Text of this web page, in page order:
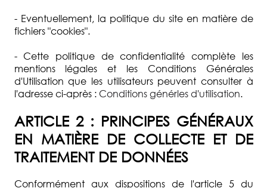
- Eventuellement, la politique du site en matière de
fichiers "cookies".
- Cette politique de confidentialité complète les
mentions légales et les Conditions Générales
d'Utilisation que les utilisateurs peuvent consulter à
l'adresse ci-après : Conditions générles d'utilisation.
ARTICLE 2 : PRINCIPES GÉNÉRAUX
EN MATIÈRE DE COLLECTE ET DE
TRAITEMENT DE DONNÉES
Conformément aux dispositions de l'article 5 du